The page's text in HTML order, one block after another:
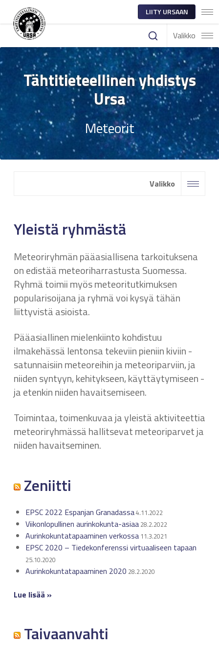
LIITY URSAAN
Valikko
Tähtitieteellinen yhdistys
Ursa
Meteorit
Valikko
Yleistä ryhmästä
Meteoriryhmän pääasiallisena tarkoituksena
on edistää meteoriharrastusta Suomessa.
Ryhmä toimii myös meteoritutkimuksen
popularisoijana ja ryhmä voi kysyä tähän
liittyvistä asioista.
Pääasiallinen mielenkiinto kohdistuu
ilmakehässä lentonsa tekeviin pieniin kiviin -
satunnaisiin meteoreihin ja meteoriparviin, ja
niiden syntyyn, kehitykseen, käyttäytymiseen -
ja etenkin niiden havaitsemiseen.
Toimintaa, toimenkuvaa ja yleistä aktiviteettia
meteoriryhmässä hallitsevat meteoriparvet ja
niiden havaitseminen.
Zeniitti
EPSC 2022 Espanjan Granadassa4.11.2022
Viikonlopullinen aurinkokunta-asiaa 28.2.2022
Aurinkokuntatapaaminen verkossa 11.3.2021
EPSC 2020 – Tiedekonferenssi virtuaaliseen tapaan
25.10.2020
Aurinkokuntatapaaminen 2020 28.2.2020
Lue lisää »
Taivaanvahti